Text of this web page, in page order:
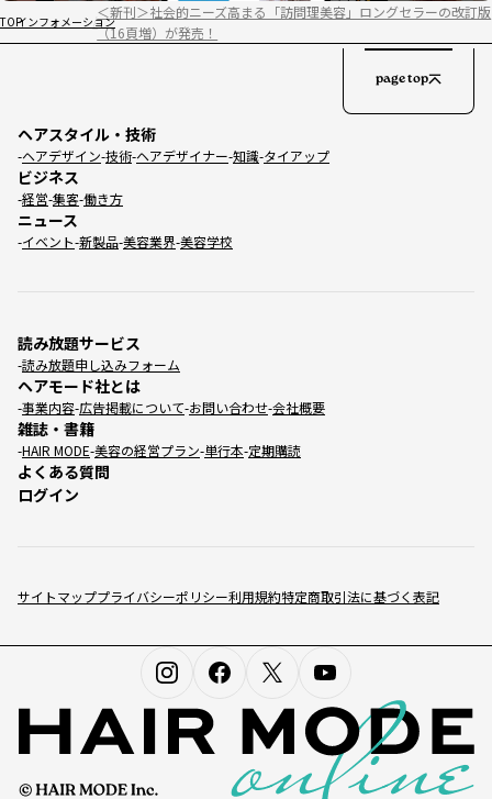
TOPインフォメーション
＜新刊＞社会的ニーズ高まる「訪問理美容」ロングセラーの改訂版
（16頁増）が発売！
サイトマッププライバシーポリシー利用規約特定商取引法に基づく表記
ヘアスタイル・技術
ヘアデザイン 技術 ヘアデザイナー 知識 タイアップ
ビジネス
経営 集客 働き方
ニュース
イベント 新製品 美容業界 美容学校
読み放題サービス
読み放題申し込みフォーム
ヘアモード社とは
事業内容 広告掲載について お問い合わせ 会社概要
雑誌・書籍
HAIR MODE 美容の経営プラン 単行本 定期購読
よくある質問
ログイン
page top